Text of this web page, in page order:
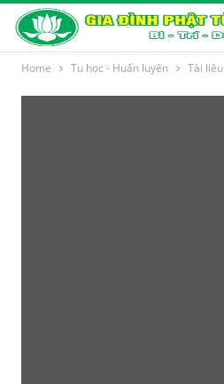
Home Tu học - Huấn luyện Tài liệu